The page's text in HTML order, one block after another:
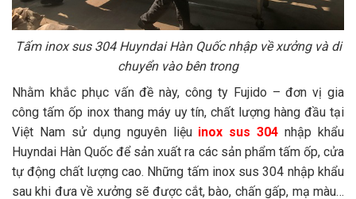
Tấm inox sus 304 Huyndai Hàn Quốc nhập về xưởng và di
chuyển vào bên trong
Nhằm khắc phục vấn đề này, công ty Fujido – đơn vị gia
công tấm ốp inox thang máy uy tín, chất lượng hàng đầu tại
Việt Nam sử dụng nguyên liệu inox sus 304 nhập khẩu
Huyndai Hàn Quốc để sản xuất ra các sản phẩm tấm ốp, cửa
tự động chất lượng cao. Những tấm inox sus 304 nhập khẩu
sau khi đưa về xưởng sẽ được cắt, bào, chấn gấp, mạ màu…